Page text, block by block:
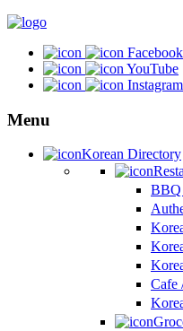
Facebook
YouTube
Instagram
Menu
Korean Directory
BBQ
Cafe